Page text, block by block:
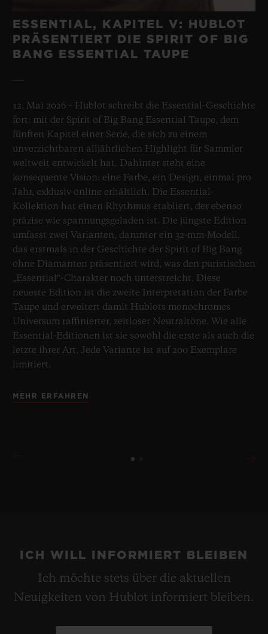
ESSENTIAL, KAPITEL V: HUBLOT
PRÄSENTIERT DIE SPIRIT OF BIG
BANG ESSENTIAL TAUPE
12. Mai 2026 – Hublot schreibt die Essential-Geschichte
fort: mit der Spirit of Big Bang Essential Taupe, dem
fünften Kapitel einer Serie, die sich zu einem
unverzichtbaren alljährlichen Highlight für Sammler
weltweit entwickelt hat. Dahinter steht eine
konsequente Vision: eine Farbe, ein Design, einmal pro
Jahr, exklusiv online erhältlich. Die Essential-
Kollektion hat einen Rhythmus etabliert, der ebenso
präzise wie spannungsgeladen ist. Die jüngste Edition
umfasst zwei Varianten, darunter ein 32-mm-Modell,
das erstmals in der Geschichte der Spirit of Big Bang
ohne Diamanten präsentiert wird, was den puristischen
„Essential“-Charakter noch unterstreicht. Diese
neueste Edition ist die zweite Interpretation der Farbe
Taupe und erweitert damit Hublots monochromes
Universum raffinierter, zeitloser Neutraltöne. Wie alle
Essential-Editionen ist sie sowohl die erste als auch die
letzte ihrer Art. Jede Variante ist auf 200 Exemplare
limitiert.
MEHR ERFAHREN
ICH WILL INFORMIERT BLEIBEN
Ich möchte stets über die aktuellen
Neuigkeiten von Hublot informiert bleiben.